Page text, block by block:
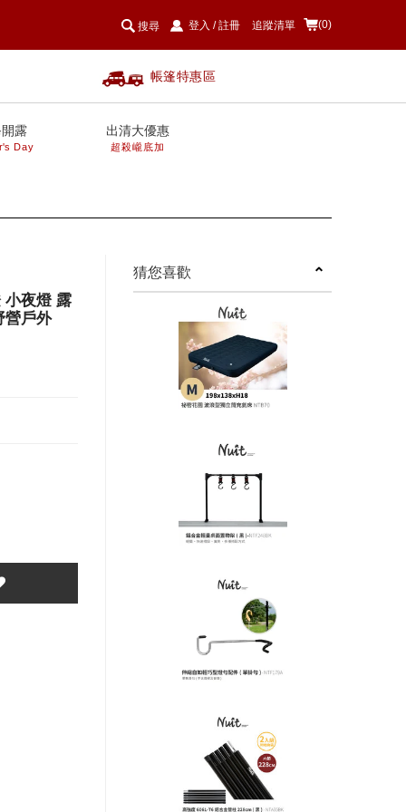
(0)
登入 / 註冊 追蹤清單
帳篷特惠區
搜尋
露
Day
出清大優惠
超殺巄底加
小夜燈 露
營戶外
猜您喜歡